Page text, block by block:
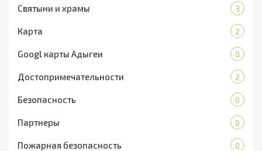
Святыни и храмы 3
Карта 2
Googl карты Адыгеи 0
Достопримечательности 2
Безопасность 0
Партнеры 0
Пожарная безопасность 0